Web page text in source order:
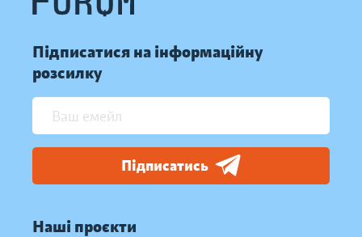
Підписатися на інформаційну
розсилку
Підписатись
Наші проєкти